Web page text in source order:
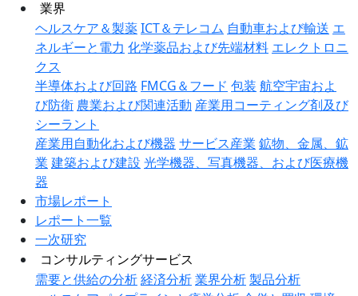
業界
ヘルスケア＆製薬ICT＆テレコム 自動車および輸送 エ
ネルギーと電力 化学薬品および先端材料 エレクトロニ
クス
半導体および回路 FMCG＆フード 包装 航空宇宙およ
び防衛 農業および関連活動 産業用コーティング剤及び
シーラント
産業用自動化および機器 サービス産業 鉱物、金属、鉱
業 建築および建設 光学機器、写真機器、および医療機
器
市場レポート
レポート一覧
一次研究
コンサルティングサービス
需要と供給の分析経済分析業界分析製品分析